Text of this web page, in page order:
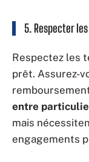
5. Respecter
Respectez les
prêt. Assurez-
entre
mais
engagements